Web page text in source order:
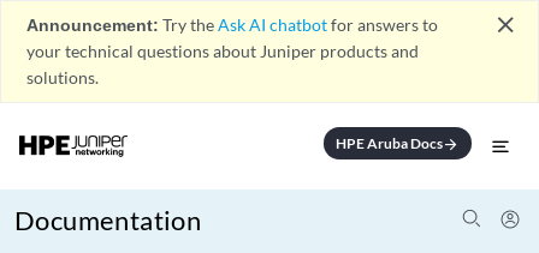
Announcement: Try theAsk AI chatbotfor answers to
your technical questions about Juniper products and
solutions.
close
HPE Aruba Docsarrow_forward
Documentation